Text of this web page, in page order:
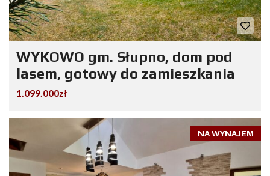
WYKOWO gm. Słupno, dom pod
lasem, gotowy do zamieszkania
1.099.000zł
NA WYNAJEM